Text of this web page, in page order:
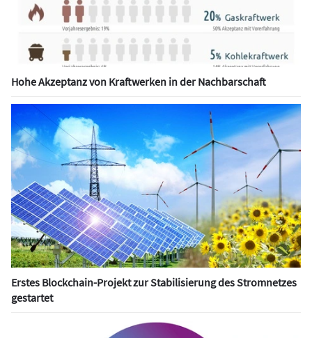
Hohe Akzeptanz von Kraftwerken in der Nachbarschaft
Erstes Blockchain-Projekt zur Stabilisierung des Stromnetzes
gestartet